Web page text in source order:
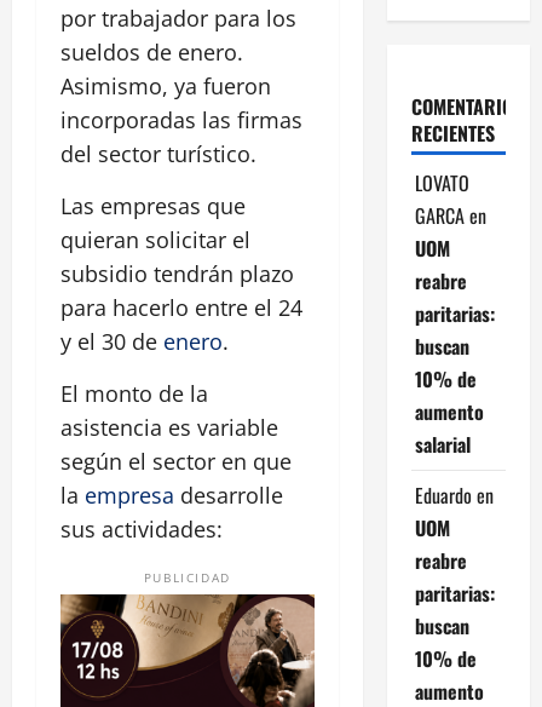
por trabajador para los
sueldos de enero.
Asimismo, ya fueron
incorporadas las firmas
del sector turístico.
Las empresas que
quieran solicitar el
subsidio tendrán plazo
para hacerlo entre el 24
y el 30 de enero.
El monto de la
asistencia es variable
según el sector en que
la empresa desarrolle
sus actividades:
PUBLICIDAD
COMENTARIOS
RECIENTES
LOVATO
GARCAen
UOM
reabre
paritarias:
buscan
10% de
aumento
salarial
Eduardo en
UOM
reabre
paritarias:
buscan
10% de
aumento